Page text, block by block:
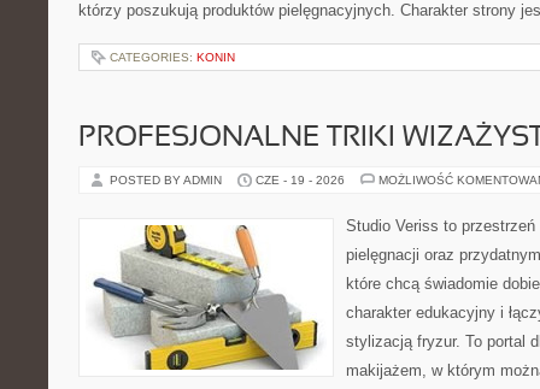
którzy poszukują produktów pielęgnacyjnych. Charakter strony
CATEGORIES: KONIN
PROFESJONALNE TRIKI
POSTED BY ADMIN CZE - 19 - 2026 MOŻLIWOŚĆ
Studio Veriss to
pielęgnacji oraz
które chcą świadomie
charakter edukacyjny i
stylizacją fryzur. To portal
makijażem, w którym